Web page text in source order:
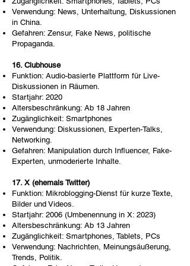
Verwendung: News, Unterhaltung, Diskussionen
in China.
Gefahren: Zensur, Fake News, politische
Propaganda.
16. Clubhouse
Funktion: Audio-basierte Plattform für Live-
Diskussionen in Räumen.
Startjahr: 2020
Altersbeschränkung: Ab 18 Jahren
Zugänglichkeit: Smartphones
Verwendung: Diskussionen, Experten-Talks,
Networking.
Gefahren: Manipulation durch Influencer, Fake-
Experten, unmoderierte Inhalte.
17. X (ehemals Twitter)
Funktion: Mikroblogging-Dienst für kurze Texte,
Bilder und Videos.
Startjahr: 2006 (Umbenennung in X: 2023)
Altersbeschränkung: Ab 13 Jahren
Zugänglichkeit: Smartphones, Tablets, PCs
Verwendung: Nachrichten, Meinungsäußerung,
Trends, Politik.